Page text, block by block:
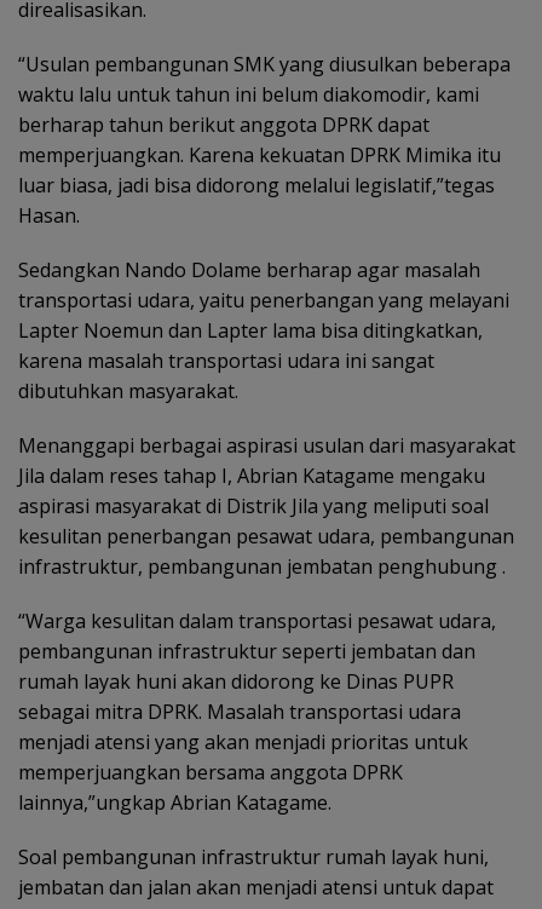
direalisasikan.
“Usulan pembangunan SMK yang diusulkan beberapa
waktu lalu untuk tahun ini belum diakomodir, kami
berharap tahun berikut anggota DPRK dapat
memperjuangkan. Karena kekuatan DPRK Mimika itu
luar biasa, jadi bisa didorong melalui legislatif,”tegas
Hasan.
Sedangkan Nando Dolame berharap agar masalah
transportasi udara, yaitu penerbangan yang melayani
Lapter Noemun dan Lapter lama bisa ditingkatkan,
karena masalah transportasi udara ini sangat
dibutuhkan masyarakat.
Menanggapi berbagai aspirasi usulan dari masyarakat
Jila dalam reses tahap I, Abrian Katagame mengaku
aspirasi masyarakat di Distrik Jila yang meliputi soal
kesulitan penerbangan pesawat udara, pembangunan
infrastruktur, pembangunan jembatan penghubung .
“Warga kesulitan dalam transportasi pesawat udara,
pembangunan infrastruktur seperti jembatan dan
rumah layak huni akan didorong ke Dinas PUPR
sebagai mitra DPRK. Masalah transportasi udara
menjadi atensi yang akan menjadi prioritas untuk
memperjuangkan bersama anggota DPRK
lainnya,”ungkap Abrian Katagame.
Soal pembangunan infrastruktur rumah layak huni,
jembatan dan jalan akan menjadi atensi untuk dapat